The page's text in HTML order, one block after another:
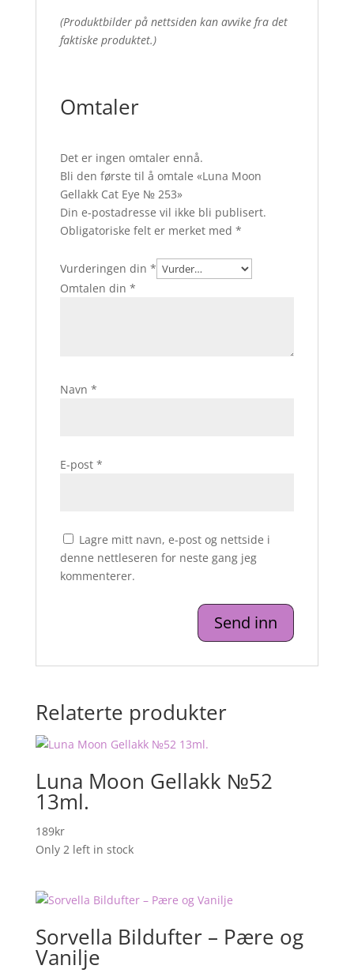
(Produktbilder på nettsiden kan avvike fra det
faktiske produktet.)
Omtaler
Det er ingen omtaler ennå.
Bli den første til å omtale «Luna Moon
Gellakk Cat Eye № 253»
Din e-postadresse vil ikke bli publisert.
Obligatoriske felt er merket med *
Vurderingen din *
Omtalen din *
Navn *
E-post *
Lagre mitt navn, e-post og nettside i
denne nettleseren for neste gang jeg
kommenterer.
Relaterte produkter
Luna Moon Gellakk №52
13ml.
189kr
Only 2 left in stock
Sorvella Bildufter – Pære og
Vanilje